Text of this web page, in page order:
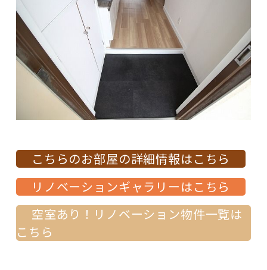
こちらのお部屋の詳細情報はこちら
リノベーションギャラリーはこちら
空室あり！リノベーション物件一覧は
こちら